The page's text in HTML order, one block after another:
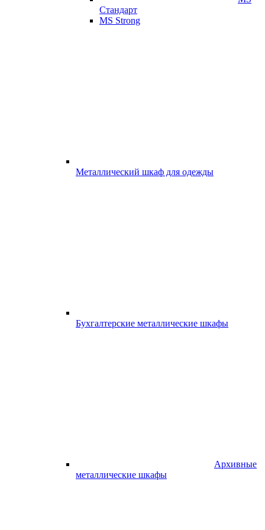
Стандарт
MS Strong
Металлический шкаф для одежды
Бухгалтерские металлические шкафы
Архивные
металлические шкафы